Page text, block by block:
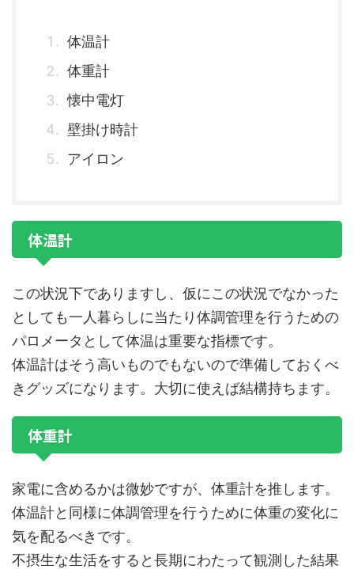
体温計
体重計
懐中電灯
壁掛け時計
アイロン
体温計
この状況下でありますし、仮にこの状況でなかった
としても一人暮らしに当たり体調管理を行うための
パロメータとして体温は重要な指標です。
体温計はそう高いものでもないので準備しておくべ
きグッズになります。大切に使えば結構持ちます。
体重計
家電に含めるかは微妙ですが、体重計を推します。
体温計と同様に体調管理を行うために体重の変化に
気を配るべきです。
不摂生な生活をすると長期にわたって観測した結果